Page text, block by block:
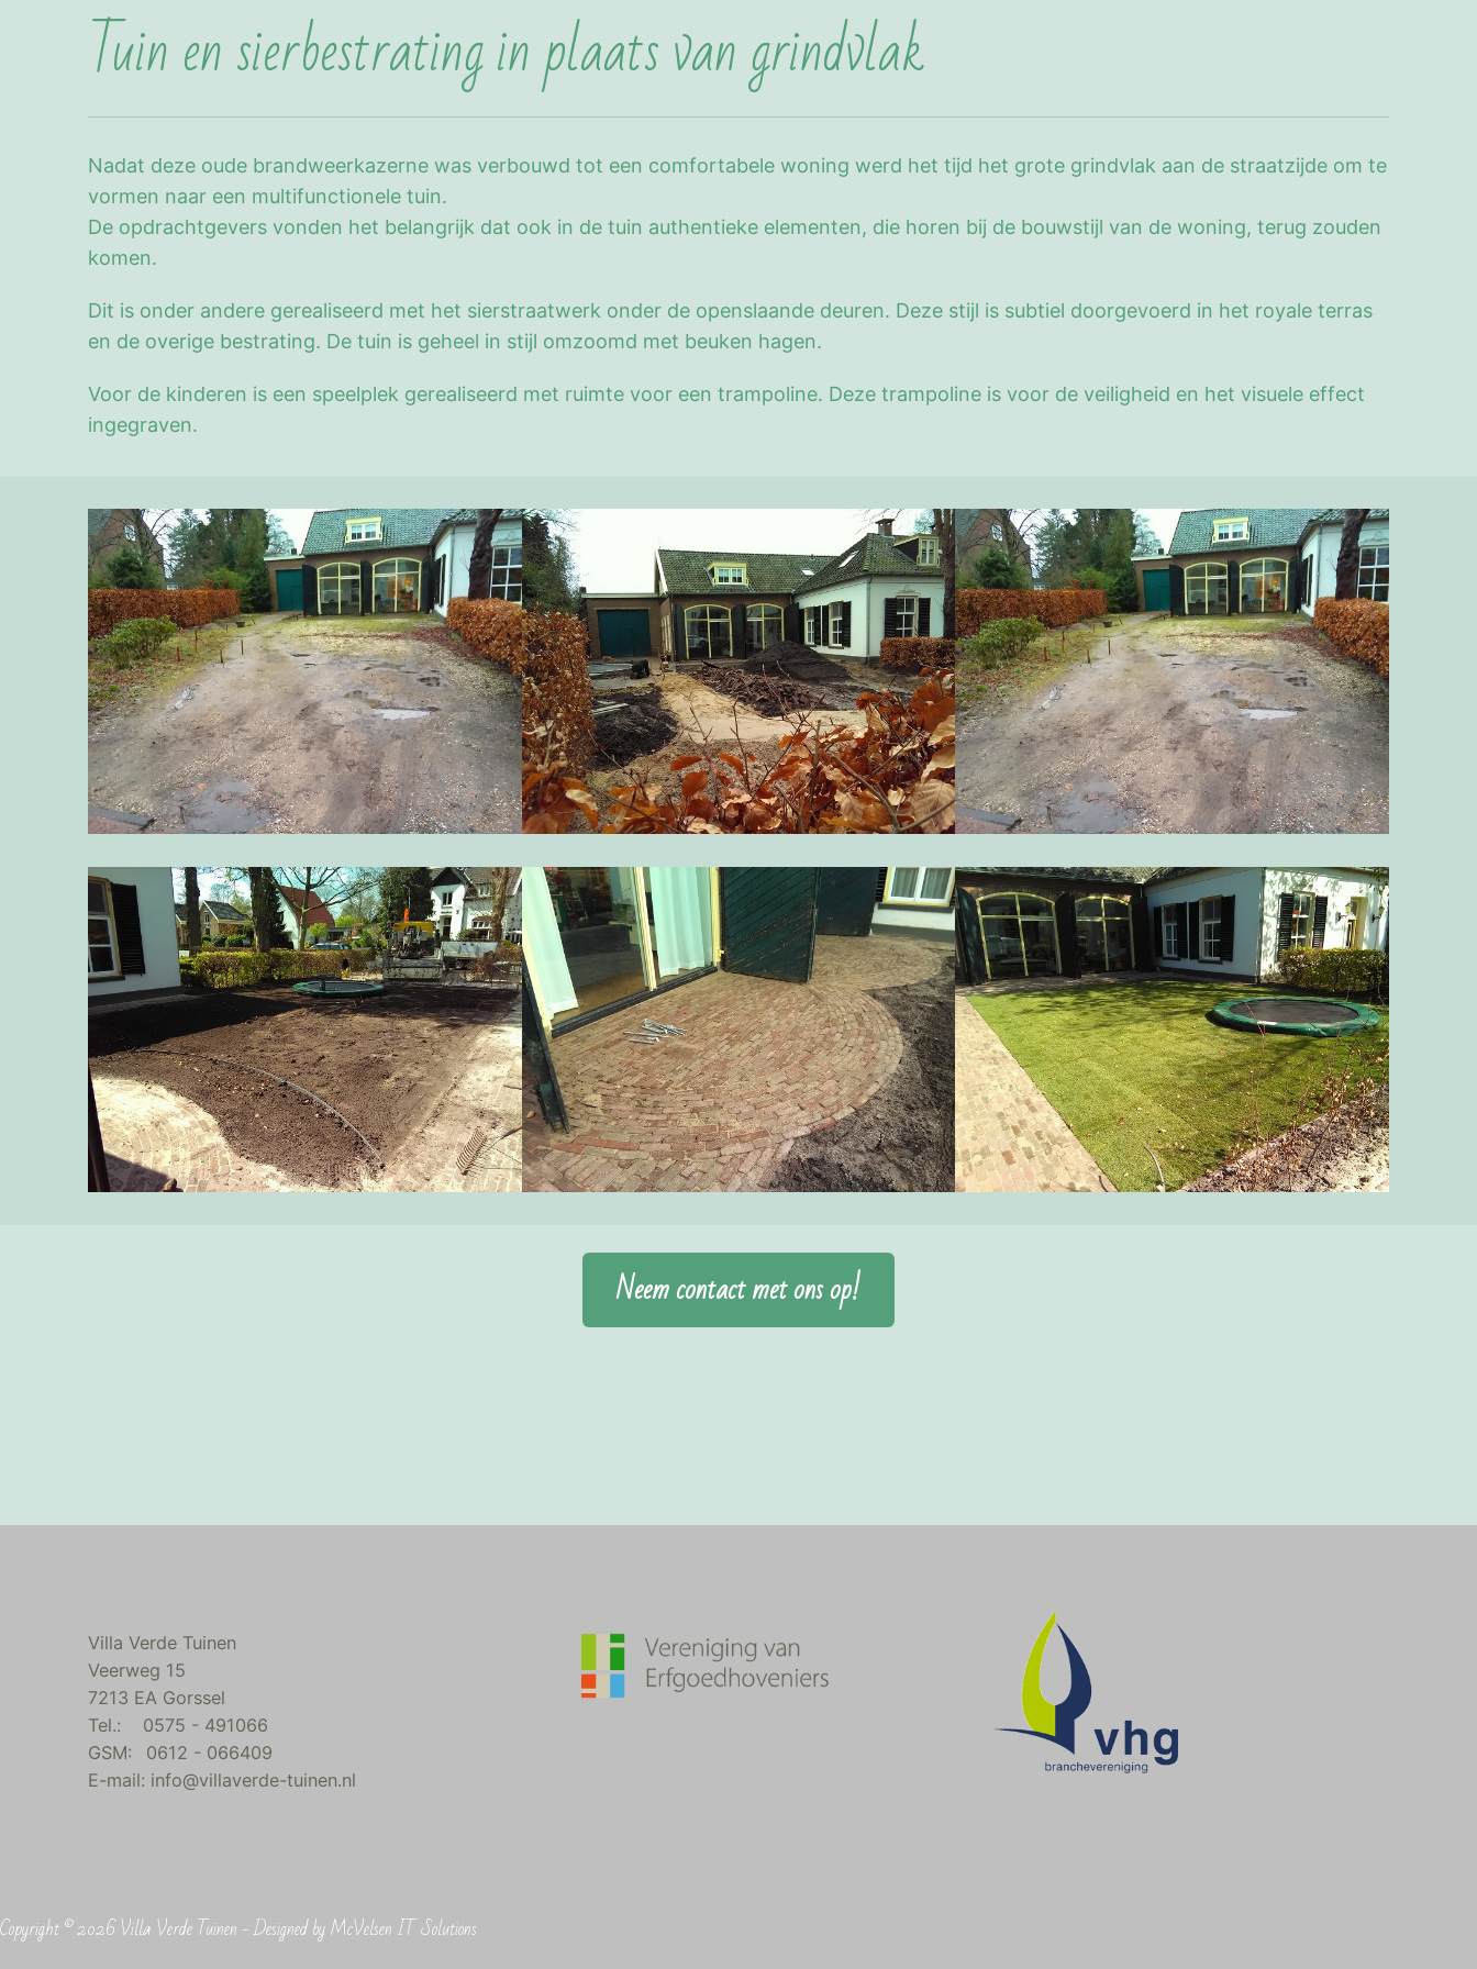
Tuin en sierbestrating in plaats van grindvlak
Nadat deze oude brandweerkazerne was verbouwd tot een comfortabele woning werd het tijd het grote grindvlak aan de straatzijde om te
vormen naar een multifunctionele tuin.
De opdrachtgevers vonden het belangrijk dat ook in de tuin authentieke elementen, die horen bij de bouwstijl van de woning, terug zouden
komen.
Dit is onder andere gerealiseerd met het sierstraatwerk onder de openslaande deuren. Deze stijl is subtiel doorgevoerd in het royale terras
en de overige bestrating. De tuin is geheel in stijl omzoomd met beuken hagen.
Voor de kinderen is een speelplek gerealiseerd met ruimte voor een trampoline. Deze trampoline is voor de veiligheid en het visuele effect
ingegraven.
Neem contact met ons op!
Villa Verde Tuinen
Veerweg 15
7213 EA Gorssel
Tel.:
0575 - 491066
GSM:
0612 - 066409
E-mail: info@villaverde-tuinen.nl
Copyright © 2026 Villa Verde Tuinen - Designed by McVelsen IT Solutions